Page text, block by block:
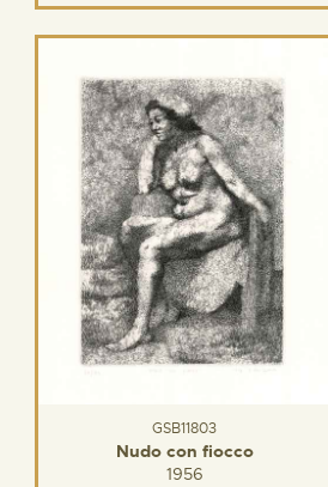
GSB11803
Nudo con fiocco
1956